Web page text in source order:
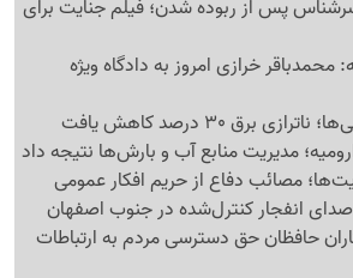
پس از ربوده شدن؛ فیلم جنایت برای
خرازی امروز به دادگاه ویژه
برق 30 درصد کاهش یافت
مدیریت منابع آب و بارش‌ها نتیجه داد
مصائب دفاع از حریم افکار عمومی
انفجار کنترل‌شده در جنوب اصفهان
حافظان حق دسترسی مردم به ارتباطات